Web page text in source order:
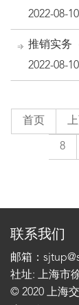
2022-08-10
推销实务
2022-08-10
首页
8
联系我们
邮箱：
社址: 上海市
© 2020 上海